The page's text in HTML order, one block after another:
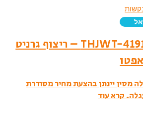
THJWT-4191-90×180 – ריצוף גרניט
מסין יינתן בהצעת מחיר מסודרת
קרא עוד